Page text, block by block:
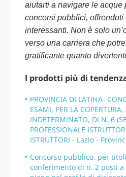
aiutarti a navigare le acque
concorsi pubblici,
interessanti. Non è solo
verso una carriera che
gratificante quanto
I prodotti più di
PROVINCIA DI LATINA-
ESAMI, PER LA
INDETERMINATO, DI N. 6
PROFESSIONALE
ISTRUTTORI - Lazio -
Concorso pubblico, per
conferimento di n. 2 posti